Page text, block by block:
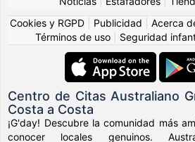
Cookies y RGPD
Publicidad Acerca
Términos de uso
Seguridad
Centro de Citas Australiano
Costa a Costa
¡G'day! Descubre la comunidad más
conocer locales genuinos.